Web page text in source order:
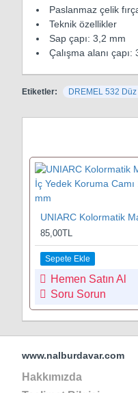
Paslanmaz çelik
Teknik özellikler
Sap çapı: 3,2 mm
Çalışma alanı çapı:
Etiketler: DREMEL 532 Düz
85,00TL
Sepete Ekle
Hemen Satın Al
Soru Sorun
www.nalburdavar.com
Hakkımızda